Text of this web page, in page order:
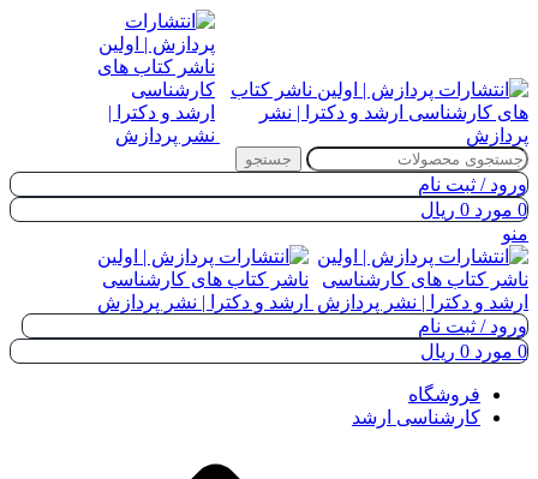
جستجو
ورود / ثبت نام
0 مورد 0 ریال
منو
ورود / ثبت نام
0 مورد 0 ریال
فروشگاه
کارشناسی ارشد